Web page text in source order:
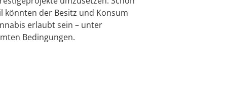
könnten der Besitz und Konsum
erlaubt sein ­– unter
Bedingungen.